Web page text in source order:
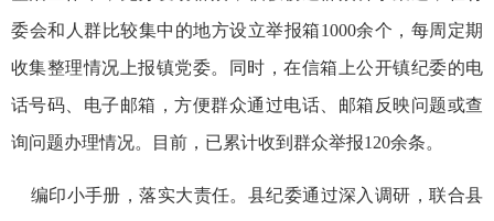
委会和人群比较集中的地方设立举报箱1000余个，每周定期
收集整理情况上报镇党委。同时，在信箱上公开镇纪委的电
话号码、电子邮箱，方便群众通过电话、邮箱反映问题或查
询问题办理情况。目前，已累计收到群众举报120余条。
编印小手册，落实大责任。县纪委通过深入调研，联合县